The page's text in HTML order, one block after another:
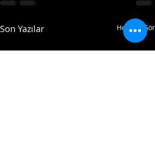
Son Yazılar Hepsini Gör